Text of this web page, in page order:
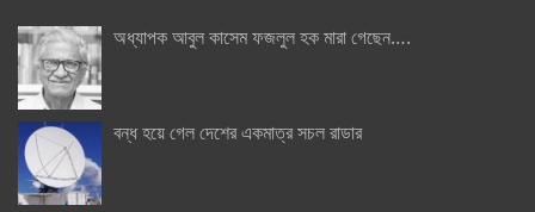
অধ্যাপক আবুল কাসেম ফজলুল হক মারা গেছেন….
বন্ধ হয়ে গেল দেশের একমাত্র সচল রাডার